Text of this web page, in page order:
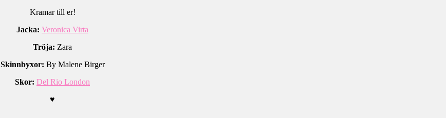
Kramar till er!
Jacka: Veronica Virta
Tröja: Zara
Skinnbyxor: By Malene Birger
Skor: Del Rio London
♥